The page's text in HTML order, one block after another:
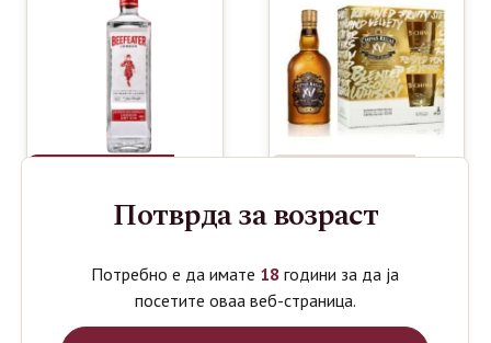
1220
REGAL
15YEARS
SCOTCH
Потврда за возраст
Потребно е да имате 18 години за да ја
посетите оваа веб-страница.